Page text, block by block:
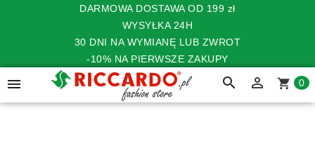
DARMOWA DOSTAWA OD 199 zł
WYSYŁKA 24H
30 DNI NA WYMIANĘ LUB ZWROT
-10% NA PIERWSZE ZAKUPY
 search  shopping_cart 0